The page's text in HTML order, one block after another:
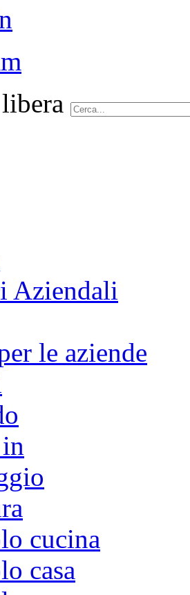
Aziendali
le aziende
cucina
casa